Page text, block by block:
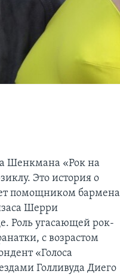
Шенкмана «Рок на
Это история о
помощником бармена
Шерри
Роль угасающей рок-
с возрастом
«Голоса
Голливуда Диего